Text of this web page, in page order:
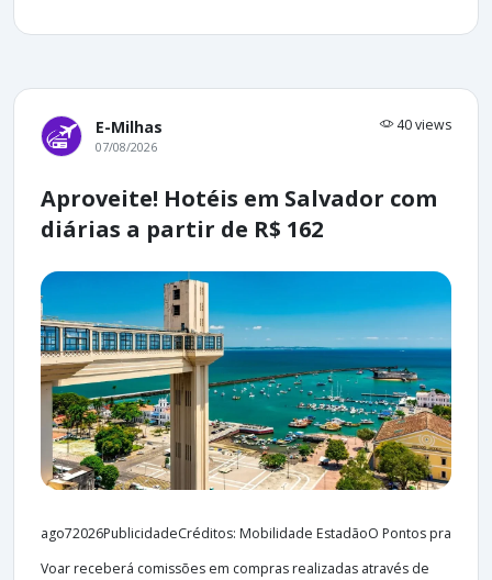
E-Milhas 40 views
07/08/2026
Aproveite! Hotéis em Salvador com
diárias a partir de R$ 162
ago72026PublicidadeCréditos: Mobilidade EstadãoO Pontos pra
Voar receberá comissões em compras realizadas através de